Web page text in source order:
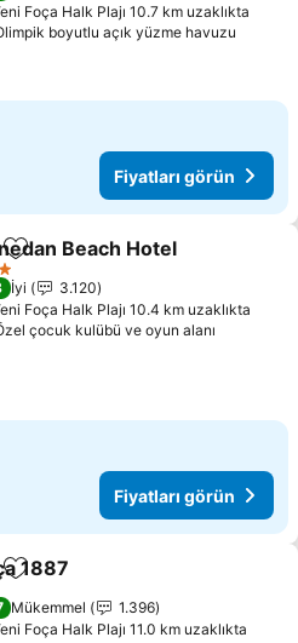
Foça Halk Plajı 10.7 km uzaklıkta
boyutlu açık yüzme havuzu
Fiyatları görün
Favorilerime ekle
Beach Hotel
İyi
3.120
Foça Halk Plajı 10.4 km uzaklıkta
çocuk kulübü ve oyun alanı
Fiyatları görün
Favorilerime ekle
1887
Mükemmel
1.396
Foça Halk Plajı 11.0 km uzaklıkta